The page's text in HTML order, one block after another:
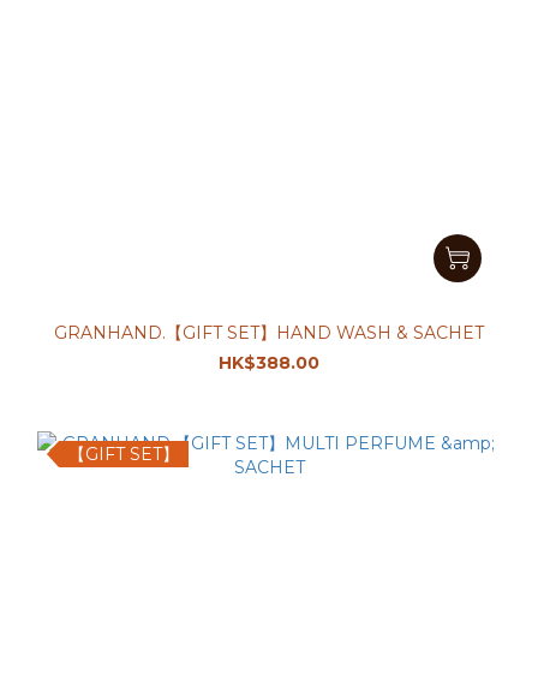
GRANHAND.【GIFT SET】HAND WASH & SACHET
HK$388.00
【GIFT SET】